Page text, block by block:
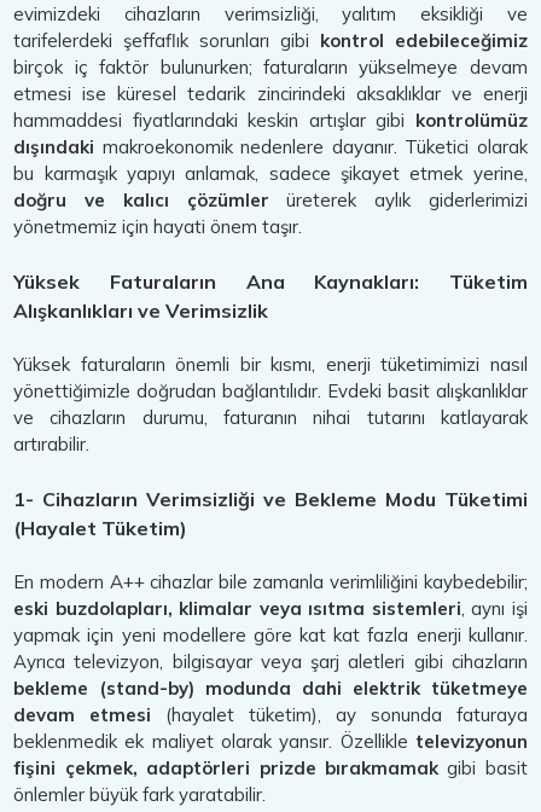
evimizdeki cihazların verimsizliği, yalıtım eksikliği ve
tarifelerdeki şeffaflık sorunları gibi kontrol edebileceğimiz
birçok iç faktör bulunurken; faturaların yükselmeye devam
etmesi ise küresel tedarik zincirindeki aksaklıklar ve enerji
hammaddesi fiyatlarındaki keskin artışlar gibi kontrolümüz
dışındaki makroekonomik nedenlere dayanır. Tüketici olarak
bu karmaşık yapıyı anlamak, sadece şikayet etmek yerine,
doğru ve kalıcı çözümler üreterek aylık giderlerimizi
yönetmemiz için hayati önem taşır.
Yüksek Faturaların Ana Kaynakları: Tüketim
Alışkanlıkları ve Verimsizlik
Yüksek faturaların önemli bir kısmı, enerji tüketimimizi nasıl
yönettiğimizle doğrudan bağlantılıdır. Evdeki basit alışkanlıklar
ve cihazların durumu, faturanın nihai tutarını katlayarak
artırabilir.
1- Cihazların Verimsizliği ve Bekleme Modu Tüketimi
(Hayalet Tüketim)
En modern A++ cihazlar bile zamanla verimliliğini kaybedebilir;
eski buzdolapları, klimalar veya ısıtma sistemleri, aynı işi
yapmak için yeni modellere göre kat kat fazla enerji kullanır.
Ayrıca televizyon, bilgisayar veya şarj aletleri gibi cihazların
bekleme (stand-by) modunda dahi elektrik tüketmeye
devam etmesi (hayalet tüketim), ay sonunda faturaya
beklenmedik ek maliyet olarak yansır. Özellikle televizyonun
fişini çekmek, adaptörleri prizde bırakmamakgibi basit
önlemler büyük fark yaratabilir.